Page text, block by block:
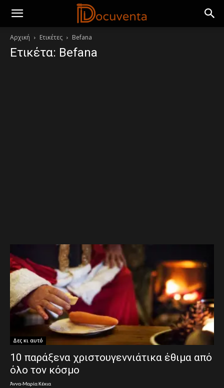
Αρχική Ετικέτες Befana
Ετικέτα: Befana
Δες κι αυτό
10 παράξενα χριστουγεννιάτικα έθιμα από
όλο τον κόσμο
Άννα-Μαρία Κέκια